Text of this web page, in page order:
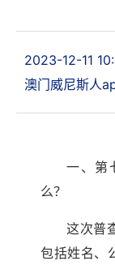
2023-12-11
澳门威尼斯人
一、第
么？
这次普
包括姓名、